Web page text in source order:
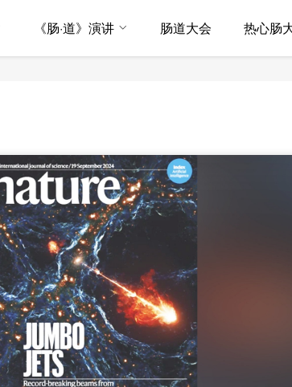
《肠·道》演讲 肠道大会 热心肠